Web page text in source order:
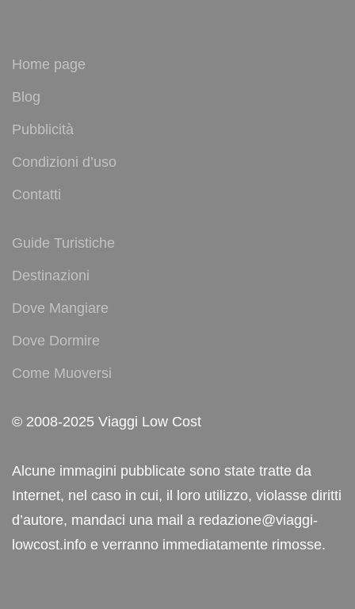
Home page
Blog
Pubblicità
Condizioni d’uso
Contatti
Guide Turistiche
Destinazioni
Dove Mangiare
Dove Dormire
Come Muoversi
© 2008-2025 Viaggi Low Cost
Alcune immagini pubblicate sono state tratte da
Internet, nel caso in cui, il loro utilizzo, violasse diritti
d’autore, mandaci una mail a redazione@viaggi-
lowcost.info e verranno immediatamente rimosse.